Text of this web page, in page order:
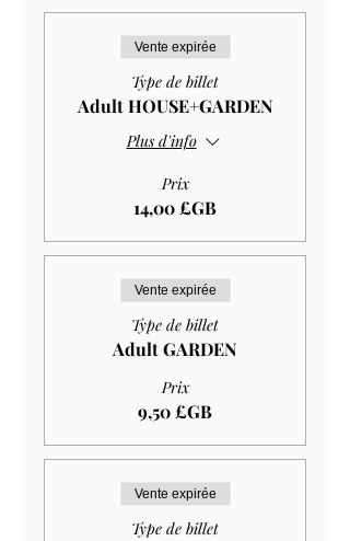
Vente expirée
Type de billet
Adult HOUSE+GARDEN
Plus d'info
Prix
14,00 £GB
Vente expirée
Type de billet
Adult GARDEN
Prix
9,50 £GB
Vente expirée
Type de billet